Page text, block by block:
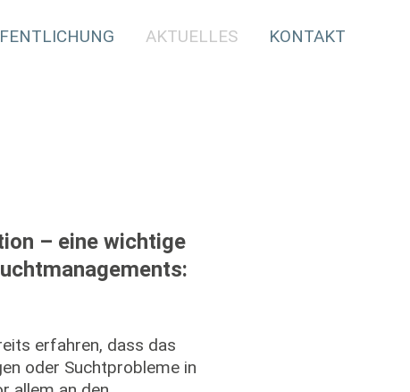
AKTUELLES KONTAKT
– eine wichtige
erfahren, dass das
oder Suchtprobleme in